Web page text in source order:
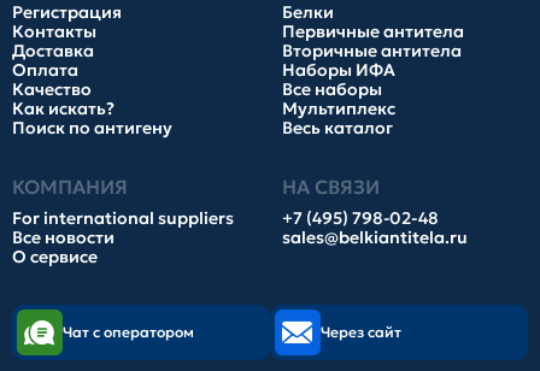
Регистрация
Контакты
Доставка
Оплата
Качество
Как искать?
Поиск по антигену
Белки
Первичные антитела
Вторичные антитела
Наборы ИФА
Все наборы
Мультиплекс
Весь каталог
КОМПАНИЯ
For international suppliers
Все новости
О сервисе
НА СВЯЗИ
+7 (495) 798-02-48
sales@belkiantitela.ru
Чат с оператором Через сайт